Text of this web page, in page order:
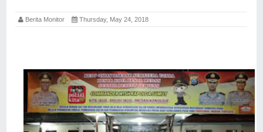
Berita Monitor Thursday, May 24, 2018